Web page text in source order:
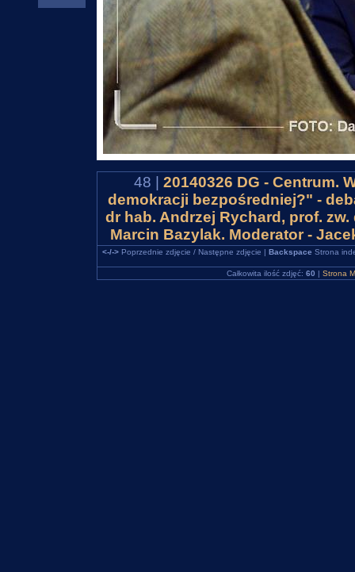
48 | 20140326 DG - Centrum.
demokracji bezpośredniej?" -
dr hab. Andrzej Rychard, prof.
Marcin Bazylak. Moderator -
<-/->Poprzednie zdjęcie / Następne zdjęcie | Backspace Strona
Całkowita ilość zdjęć: 60 | Strona